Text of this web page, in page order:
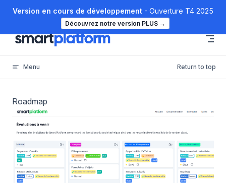
Version en cours de développement - Ouverture T4 2025
Découvrez notre version PLUS →
Skip to content
Menu Return to top
Roadmap